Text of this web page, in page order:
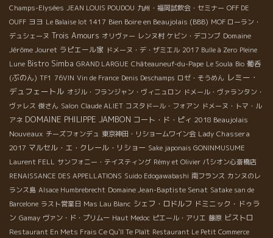
Champs-Elysées JEAN LOUIS POUDOU 九州・福岡試飲会・セミナー OFF DE
OUFF ヨヨ Le Balaise lot 1417 Bien Boire en Beaujolais (BBB) MOF ローラン・
デュシェーヌ Trois Amours オリヴァー レンヌ村 ケビン・デコンブ Domaine
Jérôme Jouret ラピエール家 ドメーヌ・デ・ザミエル 2017 Bulle à Zero Pleine
Lune Bistro Simba GRAND LARGUE Châteauneuf-du-Pape Le Soula Bio 葡呑
(ぶのん) TF1 76VIN Vin de France Denis Deschamps ロゼ・そうめん レミー・
デュフェートル オジル・フランジャン・ヴィニュロン ドメール・ヴァランタン・
ヴァレス 俊さん Salon Claude ALIET コスタドール・フォアン ドメーヌ・トマ・ル
アネ DOMAINE PHILIPPE JAMBON コート・ド・ピィ 2018 Beaujolais
Nouveaux チーズフォンデュ 東京神田・リショームワイン会 Lady Chassera
2017 マルセル・エ・クレール・リショー Sake japonais GONINMUSUME
Laurent FELL サンフォニー・テイスティング Rémy et Olivier パシオン心斎橋店
RENAISSANCE DES APPELLATIONS Suido Edogawabashi 南フランス カンヌのレ
ランス島 Alsace Humbrebrecht Domaine Jean-Baptiste Senat Satake san de
Barcelone ラスト営業日 Mas Lau Blanc シェフ・ロドルフ ドミニック・ドゥラ
ン Gamay ヴァン・ド・プリムー Haut Medoc ピエール・アリエ 藤原 ビストロ
Restaurant En Mets Frais Ce Qu'Il Te Plaît Restaurant Le Petit Commerce